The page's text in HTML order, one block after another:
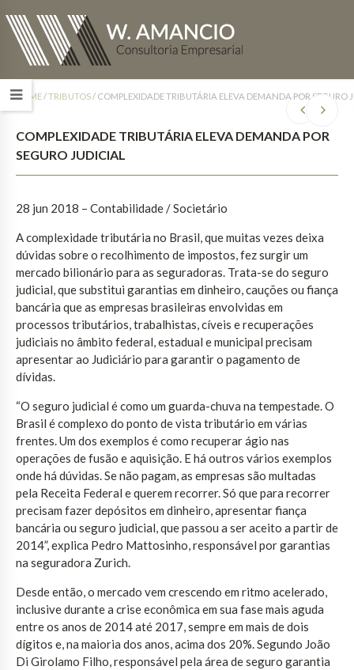
HOME/TRIBUTOS/ COMPLEXIDADE TRIBUTÁRIA ELEVA DEMANDA POR SEGURO
COMPLEXIDADE TRIBUTÁRIA ELEVA DEMANDA POR
SEGURO JUDICIAL
28 jun 2018 – Contabilidade / Societário
A complexidade tributária no Brasil, que muitas vezes deixa
dúvidas sobre o recolhimento de impostos, fez surgir um
mercado bilionário para as seguradoras. Trata-se do seguro
judicial, que substitui garantias em dinheiro, cauções ou fiança
bancária que as empresas brasileiras envolvidas em
processos tributários, trabalhistas, cíveis e recuperações
judiciais no âmbito federal, estadual e municipal precisam
apresentar ao Judiciário para garantir o pagamento de
dívidas.
“O seguro judicial é como um guarda-chuva na tempestade. O
Brasil é complexo do ponto de vista tributário em várias
frentes. Um dos exemplos é como recuperar ágio nas
operações de fusão e aquisição. E há outros vários exemplos
onde há dúvidas. Se não pagam, as empresas são multadas
pela Receita Federal e querem recorrer. Só que para recorrer
precisam fazer depósitos em dinheiro, apresentar fiança
bancária ou seguro judicial, que passou a ser aceito a partir de
2014”, explica Pedro Mattosinho, responsável por garantias
na seguradora Zurich.
Desde então, o mercado vem crescendo em ritmo acelerado,
inclusive durante a crise econômica em sua fase mais aguda
entre os anos de 2014 até 2017, sempre em mais de dois
dígitos e, na maioria dos anos, acima dos 20%. Segundo João
Di Girolamo Filho, responsável pela área de seguro garantia